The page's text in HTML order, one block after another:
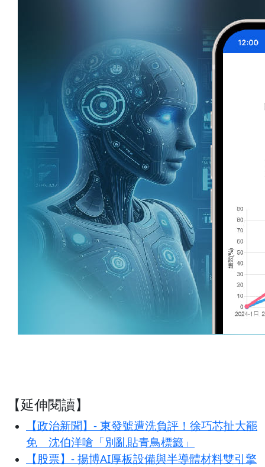
【延伸閱讀】
【政治新聞】- 東發號遭洗負評！徐巧芯扯大罷
免 沈伯洋嗆「別亂貼青鳥標籤」
【股票】- 揚博AI厚板設備與半導體材料雙引擎